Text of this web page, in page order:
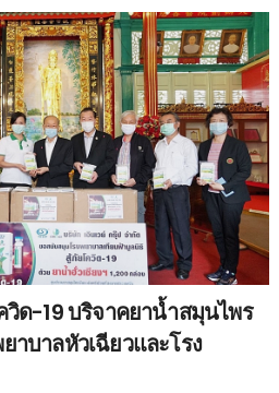
วิด-19 บริจาคยาน้ำสมุนไพร
าบาลหัวเฉียวและโรง